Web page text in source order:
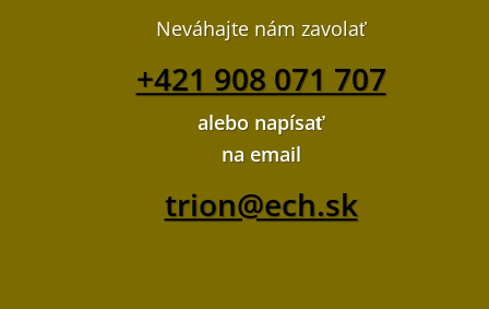
stránke
produktu.
Neváhajte nám zavolať
+421 908 071 707
alebo napísať
na email
trion@ech.sk